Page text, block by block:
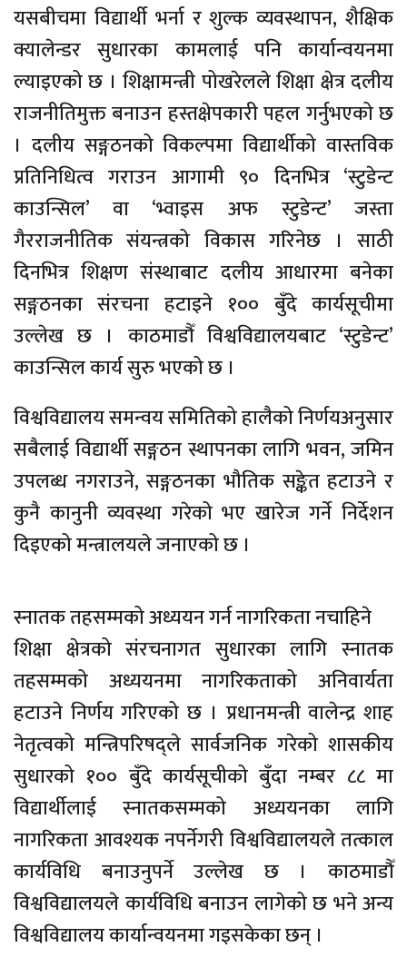
यसबीचमा विद्यार्थी भर्ना र शुल्क व्यवस्थापन, शैक्षिक
क्यालेन्डर सुधारका कामलाई पनि कार्यान्वयनमा
ल्याइएको छ । शिक्षामन्त्री पोखरेलले शिक्षा क्षेत्र दलीय
राजनीतिमुक्त बनाउन हस्तक्षेपकारी पहल गर्नुभएको छ
। दलीय सङ्गठनको विकल्पमा विद्यार्थीको वास्तविक
प्रतिनिधित्व गराउन आगामी ९० दिनभित्र ‘स्टुडेन्ट
काउन्सिल’ वा ‘भ्वाइस अफ स्टुडेन्ट’ जस्ता
गैरराजनीतिक संयन्त्रको विकास गरिनेछ । साठी
दिनभित्र शिक्षण संस्थाबाट दलीय आधारमा बनेका
सङ्गठनका संरचना हटाइने १०० बुँदे कार्यसूचीमा
उल्लेख छ । काठमाडौँ विश्वविद्यालयबाट ‘स्टुडेन्ट’
काउन्सिल कार्य सुरु भएको छ ।
विश्वविद्यालय समन्वय समितिको हालैको निर्णयअनुसार
सबैलाई विद्यार्थी सङ्गठन स्थापनका लागि भवन, जमिन
उपलब्ध नगराउने, सङ्गठनका भौतिक सङ्केत हटाउने र
कुनै कानुनी व्यवस्था गरेको भए खारेज गर्ने निर्देशन
दिइएको मन्त्रालयले जनाएको छ ।
स्नातक तहसम्मको अध्ययन गर्न नागरिकता नचाहिने
शिक्षा क्षेत्रको संरचनागत सुधारका लागि स्नातक
तहसम्मको अध्ययनमा नागरिकताको अनिवार्यता
हटाउने निर्णय गरिएको छ । प्रधानमन्त्री वालेन्द्र शाह
नेतृत्वको मन्त्रिपरिषद्ले सार्वजनिक गरेको शासकीय
सुधारको १०० बुँदे कार्यसूचीको बुँदा नम्बर ८८ मा
विद्यार्थीलाई स्नातकसम्मको अध्ययनका लागि
नागरिकता आवश्यक नपर्नेगरी विश्वविद्यालयले तत्काल
कार्यविधि बनाउनुपर्ने उल्लेख छ । काठमाडौँ
विश्वविद्यालयले कार्यविधि बनाउन लागेको छ भने अन्य
विश्वविद्यालय कार्यान्वयनमा गइसकेका छन् ।